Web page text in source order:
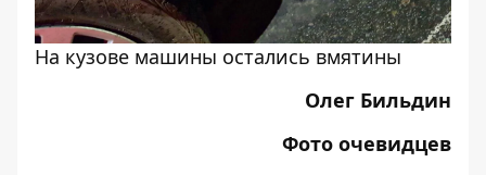
На кузове машины остались вмятины
Олег Бильдин
Фото очевидцев